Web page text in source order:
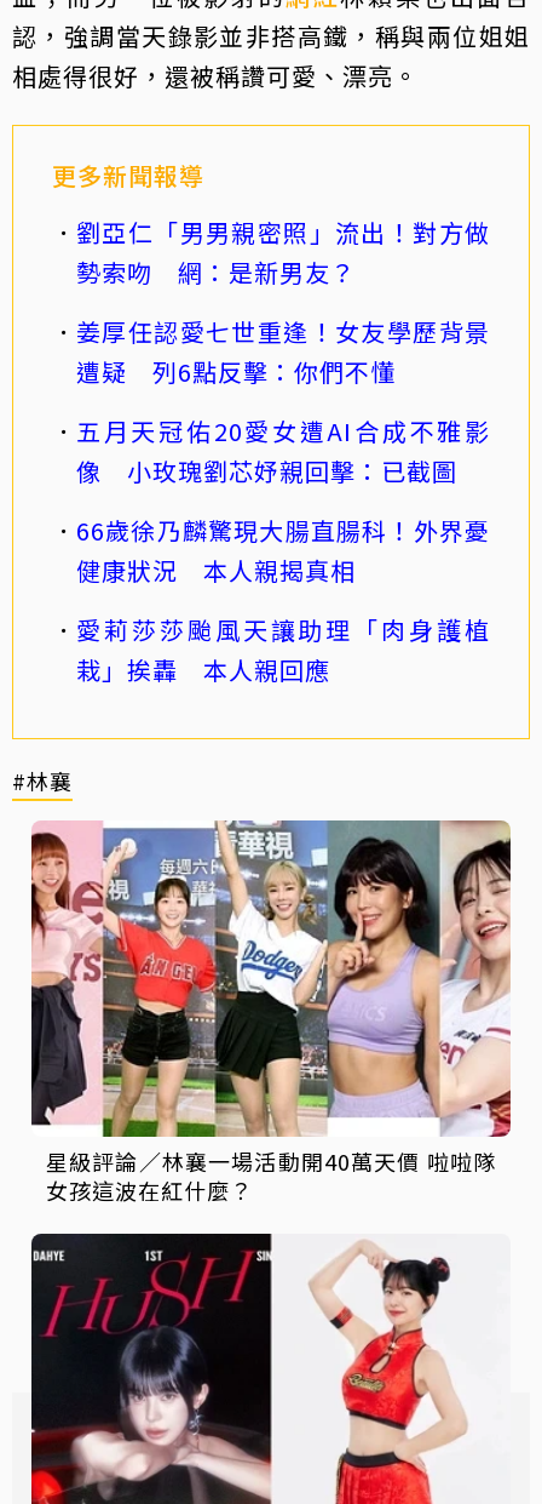
認，強調當天錄影並非搭高鐵，稱與兩位姐姐
相處得很好，還被稱讚可愛、漂亮。
更多新聞報導
劉亞仁「男男親密照」流出！對方做
勢索吻 網：是新男友？
姜厚任認愛七世重逢！女友學歷背景
遭疑 列6點反擊：你們不懂
五月天冠佑20愛女遭AI合成不雅影
像 小玫瑰劉芯妤親回擊：已截圖
66歲徐乃麟驚現大腸直腸科！外界憂
健康狀況 本人親揭真相
愛莉莎莎颱風天讓助理「肉身護植
栽」挨轟 本人親回應
#林襄
星級評論／林襄一場活動開40萬天價 啦啦隊
女孩這波在紅什麼？